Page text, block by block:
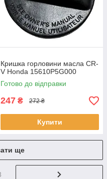
Кришка горловини масла CR-
V Honda 15610P5G000
Готово до відправки
247 ₴ 272 ₴
Купити
ще